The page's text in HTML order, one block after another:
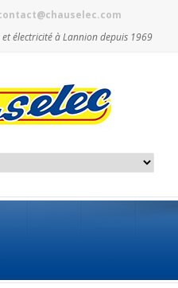
électricité à Lannion depuis 1969